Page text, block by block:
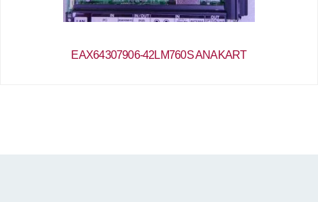
EAX64307906-42LM760S ANAKART